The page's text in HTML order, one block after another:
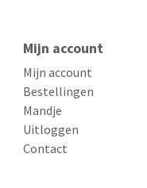
Mijn account
Mijn account
Bestellingen
Mandje
Uitloggen
Contact